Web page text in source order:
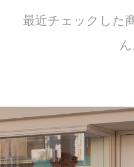
最近チェックした
ん